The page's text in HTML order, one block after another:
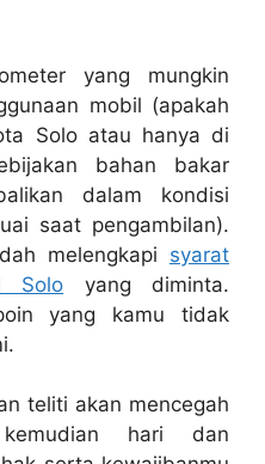
yang mungkin
mobil (apakah
Solo atau hanya di
bahan bakar
dalam kondisi
saat pengambilan).
melengkapi syarat
Solo yang diminta.
yang kamu tidak
teliti akan mencegah
hari dan